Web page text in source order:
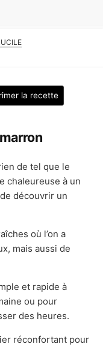
la recette
de tel que le
chaleureuse à un
découvrir un
où l’on a
mais aussi de
et rapide à
ou pour
des heures.
réconfortant pour